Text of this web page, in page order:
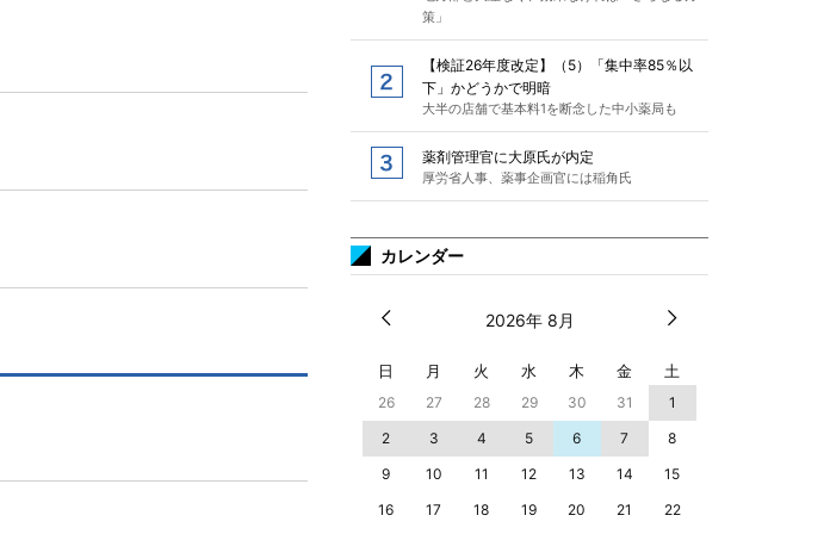
策」
【検証26年度改定】（5）「集中率85％以
下」かどうかで明暗
大半の店舗で基本料1を断念した中小薬局も
薬剤管理官に大原氏が内定
厚労省人事、薬事企画官には稲角氏
カレンダー
2026年 8月
日 月 火 水 木 金 土
26 27 28 29 30 31
1
2
3 4 5 6 7
8
9
10 11 12 13 14
15
16
17 18 19 20 21 22